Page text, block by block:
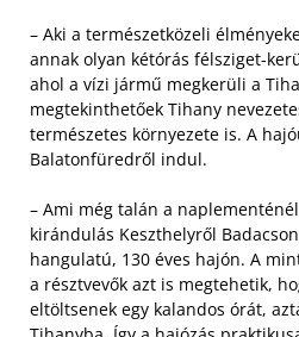
– Aki a természetközeli
annak olyan kétórás félsziget-
ahol a vízi jármű megkerüli a
megtekinthetőek Tihany
természetes környezete is. A
Balatonfüredről indul.
– Ami még talán a
kirándulás Keszthelyről
hangulatú, 130 éves hajón. A
a résztvevők azt is megtehetik,
eltöltsenek egy kalandos órát,